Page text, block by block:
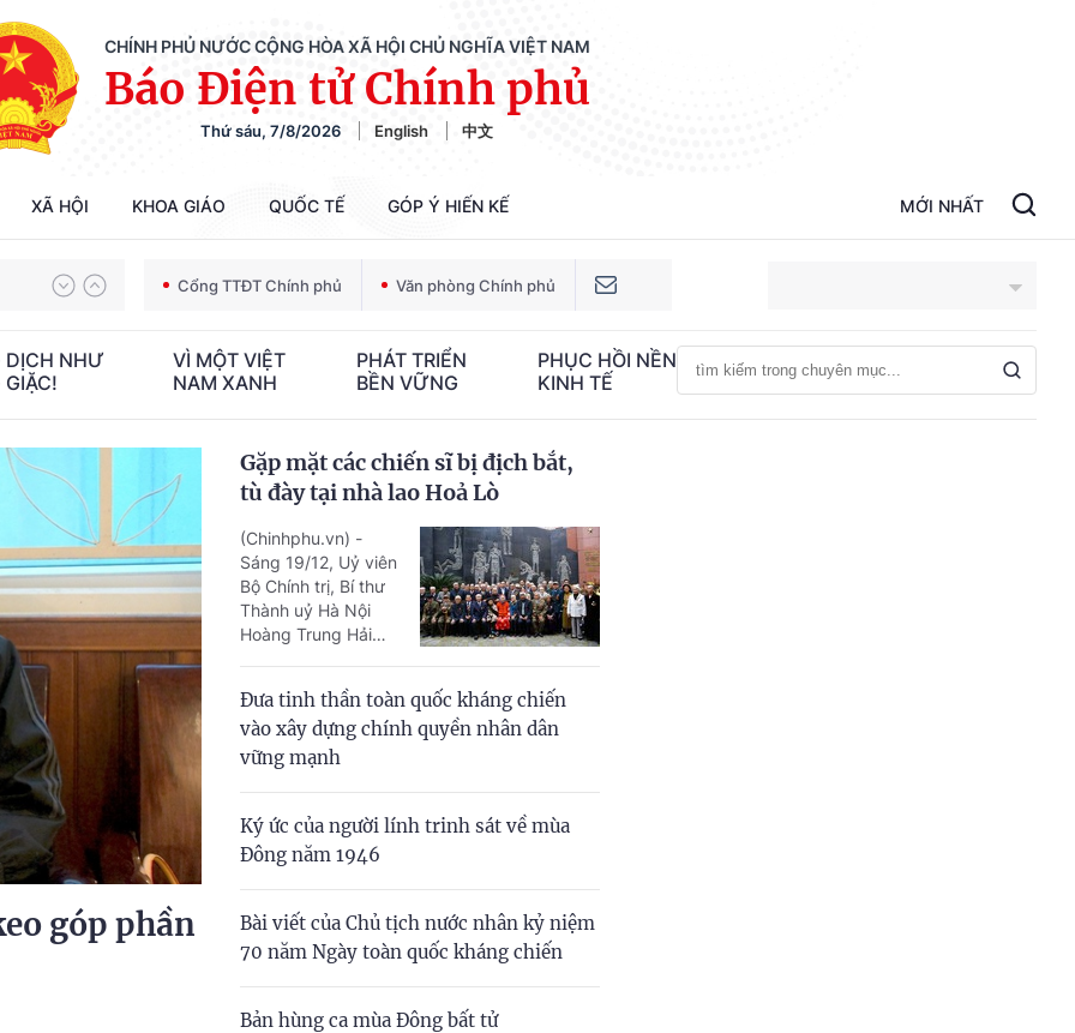
CHÍNH PHỦ NƯỚC CỘNG HÒA XÃ HỘI CHỦ NGHĨA VIỆT NAM
Báo Điện tử Chính phủ
Thứ sáu, 7/8/2026 English 中文
XÃ HỘI KHOA GIÁO QUỐC TẾ GÓP Ý HIẾN KẾ MỚI NHẤT
Chiến dịch 500 ngày đêm tìm kiếm, quy tập và xác định danh tính hài cốt liệt sĩ
Cổng TTĐT Chính phủ Văn phòng Chính phủ
An Giang
DỊCH NHƯ
VÌ MỘT VIỆT
NAM XANH
PHÁT TRIỂN
BỀN VỮNG
PHỤC HỒI NỀN
KINH TẾ
góp phần
Gặp mặt các chiến sĩ bị địch bắt,
tù đày tại nhà lao Hoả Lò
(Chinhphu.vn) -
Sáng 19/12, Uỷ viên
Bộ Chính trị, Bí thư
Thành uỷ Hà Nội
Hoàng Trung Hải
Toàn quốc kháng
chiến (19/12/1946-
19/12/2016) và 25
yêu nước và cách
mạng bị địch bắt, tù
Đưa tinh thần toàn quốc kháng chiến
vào xây dựng chính quyền nhân dân
vững mạnh
Ký ức của người lính trinh sát về mùa
Đông năm 1946
Bài viết của Chủ tịch nước nhân kỷ niệm
70 năm Ngày toàn quốc kháng chiến
Bản hùng ca mùa Đông bất tử